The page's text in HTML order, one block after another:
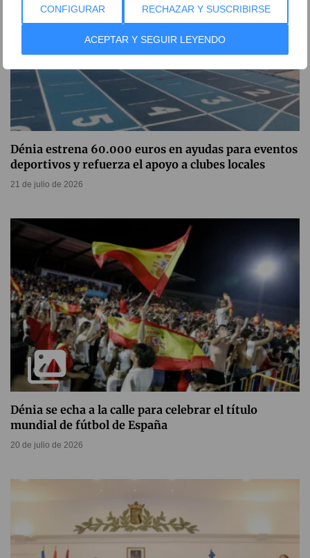
CONFIGURAR RECHAZAR Y SUSCRIBIRSE
ACEPTAR Y SEGUIR LEYENDO
Dénia estrena 60.000 euros en ayudas para eventos
deportivos y refuerza el apoyo a clubes locales
21 de julio de 2026
Dénia se echa a la calle para celebrar el título
mundial de fútbol de España
20 de julio de 2026